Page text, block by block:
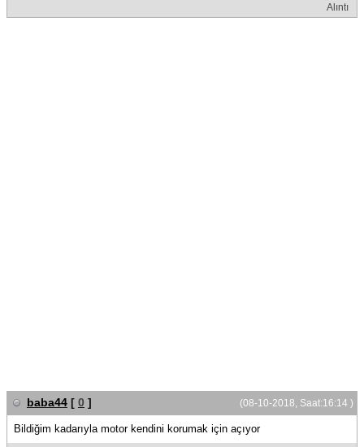
Alıntı
(08-10-2018, Saat:16:14 )
baba44 [ 0 ]
Bildiğim kadarıyla motor kendini korumak için açıyor